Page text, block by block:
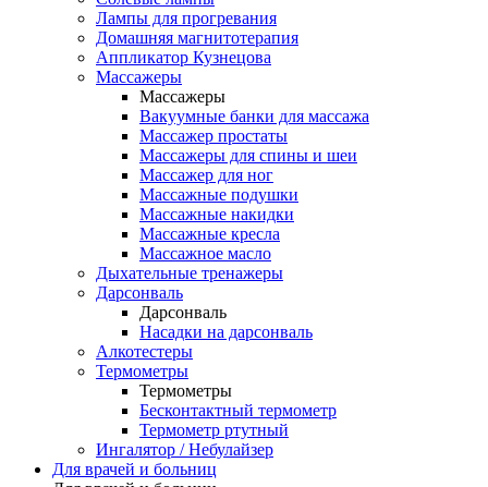
Лампы для прогревания
Домашняя магнитотерапия
Аппликатор Кузнецова
Массажеры
Массажеры
Вакуумные банки для массажа
Массажер простаты
Массажеры для спины и шеи
Массажер для ног
Массажные подушки
Массажные накидки
Массажные кресла
Массажное масло
Дыхательные тренажеры
Дарсонваль
Дарсонваль
Насадки на дарсонваль
Алкотестеры
Термометры
Термометры
Бесконтактный термометр
Термометр ртутный
Ингалятор / Небулайзер
Для врачей и больниц